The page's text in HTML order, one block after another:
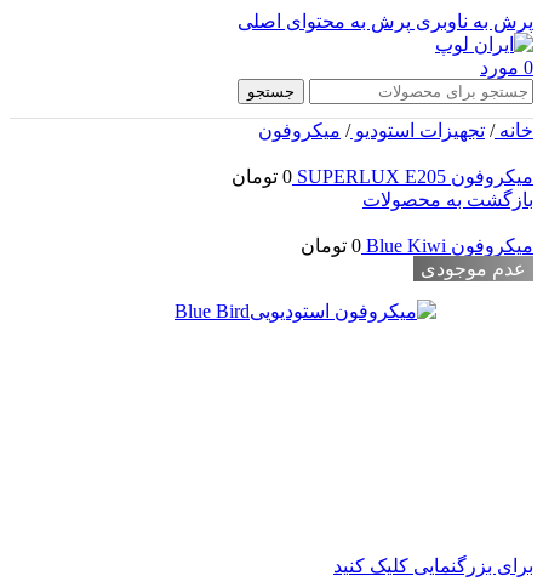
پرش به ناوبری پرش به محتوای اصلی
0 مورد
جستجو
خانه/ تجهیزات استودیو/ میکروفون
میکروفون SUPERLUX E205 0 تومان
بازگشت به محصولات
میکروفون Blue Kiwi 0 تومان
عدم موجودی
برای بزرگنمایی کلیک کنید